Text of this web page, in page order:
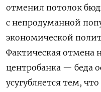
отменил потолок
с непродуманной
экономической
Фактическая отмена
центробанка — беда
усугубляется тем,